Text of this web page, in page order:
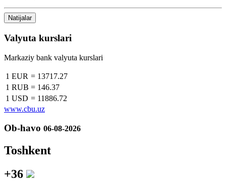
Natijalar
Valyuta kurslari
Markaziy bank valyuta kurslari
1 EUR = 13717.27
1 RUB = 146.37
1 USD = 11886.72
www.cbu.uz
Ob-havo 06-08-2026
Toshkent
+36